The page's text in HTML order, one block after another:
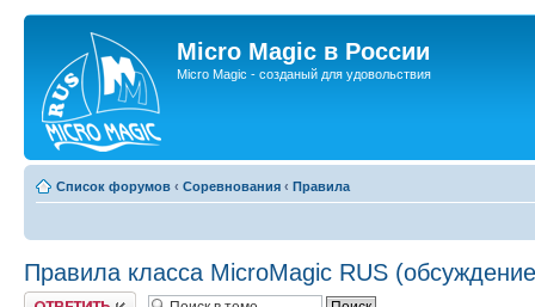
Micro Magic в России
Micro Magic - созданый для удовольствия
Список форумов ‹ Соревнования ‹ Правила
Правила класса MicroMagic RUS
Ответить